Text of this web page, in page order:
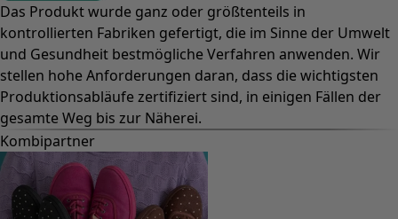
Das Produkt wurde ganz oder größtenteils in
kontrollierten Fabriken gefertigt, die im Sinne der Umwelt
und Gesundheit bestmögliche Verfahren anwenden. Wir
stellen hohe Anforderungen daran, dass die wichtigsten
Produktionsabläufe zertifiziert sind, in einigen Fällen der
gesamte Weg bis zur Näherei.
Kombipartner